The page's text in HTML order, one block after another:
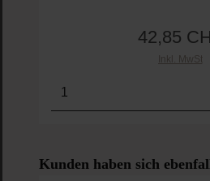
42,85
Inkl. MwSt
Produkt Anzahl: Gib
Produktgalerie überspringen
Kunden haben sich